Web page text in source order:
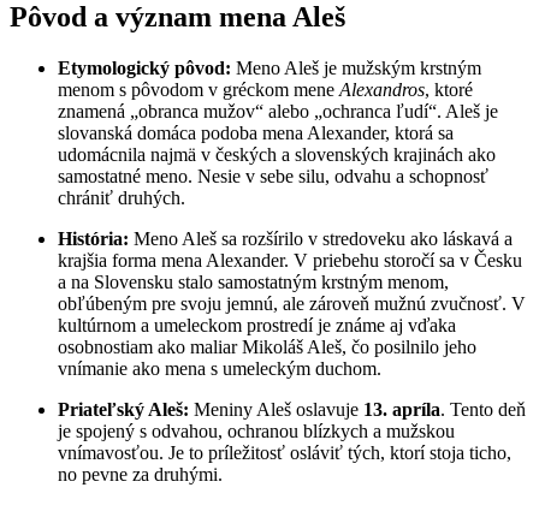
Pôvod a význam mena Aleš
Etymologický pôvod: Meno Aleš je mužským krstným
menom s pôvodom v gréckom mene Alexandros, ktoré
znamená „obranca mužov“ alebo „ochranca ľudí“. Aleš je
slovanská domáca podoba mena Alexander, ktorá sa
udomácnila najmä v českých a slovenských krajinách ako
samostatné meno. Nesie v sebe silu, odvahu a schopnosť
chrániť druhých.
História: Meno Aleš sa rozšírilo v stredoveku ako láskavá a
krajšia forma mena Alexander. V priebehu storočí sa v Česku
a na Slovensku stalo samostatným krstným menom,
obľúbeným pre svoju jemnú, ale zároveň mužnú zvučnosť. V
kultúrnom a umeleckom prostredí je známe aj vďaka
osobnostiam ako maliar Mikoláš Aleš, čo posilnilo jeho
vnímanie ako mena s umeleckým duchom.
Priateľský Aleš: Meniny Aleš oslavuje 13. apríla. Tento deň
je spojený s odvahou, ochranou blízkych a mužskou
vnímavosťou. Je to príležitosť osláviť tých, ktorí stoja ticho,
no pevne za druhými.